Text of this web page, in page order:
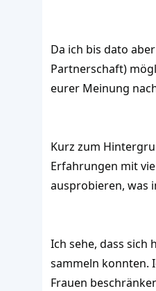
Da ich bis dato
Partnerschaft)
eurer Meinung
Kurz zum
Erfahrungen mit
ausprobieren, was
Ich sehe, dass
sammeln konnten.
Frauen